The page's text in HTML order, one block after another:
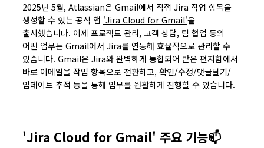
2025년 5월, Atlassian은 Gmail에서 직접 Jira 작업 항목을
생성할 수 있는 공식 앱 'Jira Cloud for Gmail'을
출시했습니다. 이제 프로젝트 관리, 고객 상담, 팀 협업 등의
어떤 업무든 Gmail에서 Jira를 연동해 효율적으로 관리할 수
있습니다. Gmail은 Jira와 완벽하게 통합되어 받은 편지함에서
바로 이메일을 작업 항목으로 전환하고, 확인/수정/댓글달기/
업데이트 추적 등을 통해 업무를 원활하게 진행할 수 있습니다.
'Jira Cloud for Gmail' 주요 기능📫